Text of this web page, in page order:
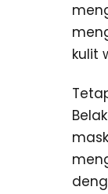
kulit